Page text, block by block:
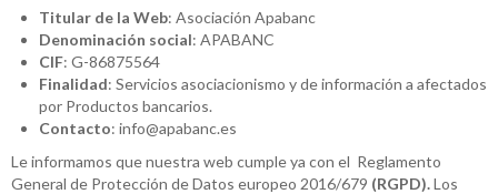
Titular de la Web: Asociación Apabanc
Denominación social: APABANC
CIF: G-86875564
Finalidad: Servicios asociacionismo y de información a afectados
por Productos bancarios.
Contacto: info@apabanc.es
Le informamos que nuestra web cumple ya con el Reglamento
General de Protección de Datos europeo 2016/679 (RGPD).Los